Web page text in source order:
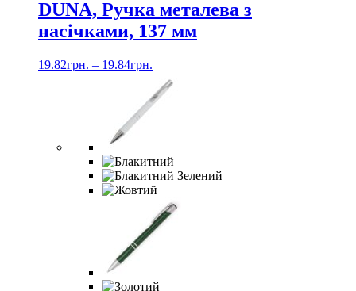
варіантів.
Параметри
можна
на
сторінці
DUNA, Ручка металева з
насічками, 137 мм
19.82грн. – 19.84грн.